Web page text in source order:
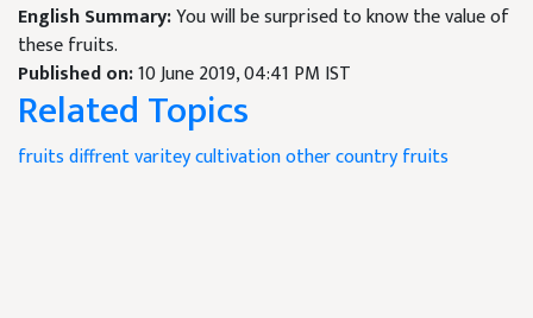
English Summary:You will be surprised to know the value of
these fruits.
Published on:10 June 2019, 04:41 PM IST
Related Topics
fruitsdiffrent variteycultivationother country fruits